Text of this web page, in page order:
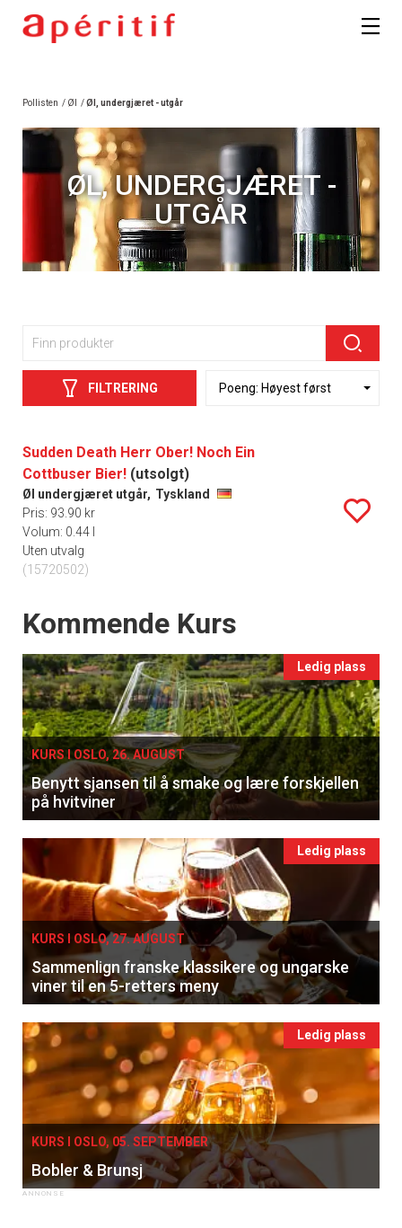
Pollisten / Øl /Øl, undergjæret - utgår
ØL, UNDERGJÆRET -
UTGÅR
FILTRERING
Sudden Death Herr Ober! Noch Ein
Cottbuser Bier! (utsolgt)
Øl undergjæret utgår, Tyskland
Pris: 93.90 kr
Volum: 0.44 l
Uten utvalg
(15720502)
Events
Kommende Kurs
Ledig plass
KURS I OSLO, 26. AUGUST
Benytt sjansen til å smake og lære forskjellen
på hvitviner
Ledig plass
KURS I OSLO, 27. AUGUST
Sammenlign franske klassikere og ungarske
viner til en 5-retters meny
Ledig plass
KURS I OSLO, 05. SEPTEMBER
Bobler & Brunsj